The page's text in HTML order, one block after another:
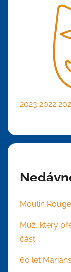
2023 2022
Moulin Rouge
Muž, který
část
60 let